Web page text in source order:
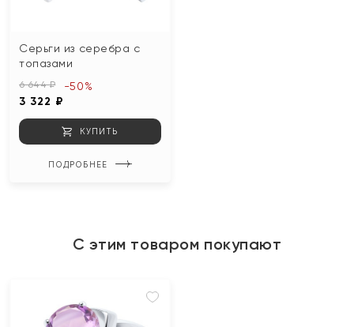
Серьги из серебра с
топазами
6 644 ₽
3 322 ₽
-50%
КУПИТЬ
ПОДРОБНЕЕ
С этим товаром покупают